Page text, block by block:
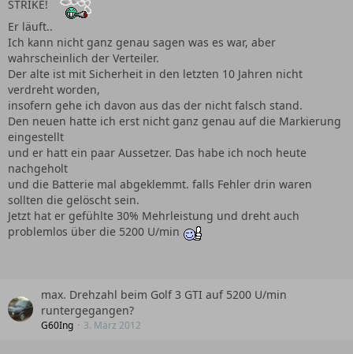
STRIKE!
Er läuft..
Ich kann nicht ganz genau sagen was es war, aber
wahrscheinlich der Verteiler.
Der alte ist mit Sicherheit in den letzten 10 Jahren nicht
verdreht worden,
insofern gehe ich davon aus das der nicht falsch stand.
Den neuen hatte ich erst nicht ganz genau auf die Markierung
eingestellt
und er hatt ein paar Aussetzer. Das habe ich noch heute
nachgeholt
und die Batterie mal abgeklemmt. falls Fehler drin waren
sollten die gelöscht sein.
Jetzt hat er gefühlte 30% Mehrleistung und dreht auch
problemlos über die 5200 U/min
max. Drehzahl beim Golf 3 GTI auf 5200 U/min
runtergegangen?
G60Ing 3. März 2012